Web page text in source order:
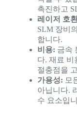
촉진하고
레이저 호
SLM 장비
합니다.
비용: 금속
다. 재료 비
절충점을
가용성: 모
아닙니다.
수 요소입